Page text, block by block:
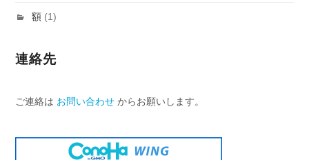
額 (1)
連絡先
ご連絡は お問い合わせ からお願いします。